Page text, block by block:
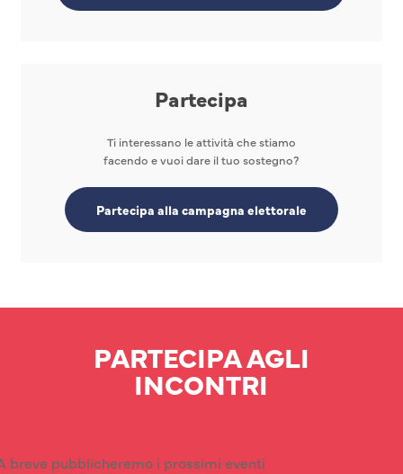
Partecipa
Ti interessano le attività che stiamo
facendo e vuoi dare il tuo sostegno?
Partecipa alla campagna elettorale
PARTECIPA AGLI
INCONTRI
breve pubblicheremo i prossimi eventi